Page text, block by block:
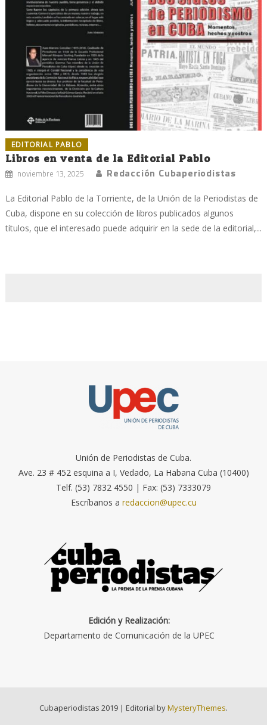
EDITORIAL PABLO
Libros en venta de la Editorial Pablo
noviembre 13, 2025 Redacción Cubaperiodistas
La Editorial Pablo de la Torriente, de la Unión de la Periodistas de
Cuba, dispone en su colección de libros publicados algunos
títulos, que el interesado puede adquirir en la sede de la editorial,...
Unión de Periodistas de Cuba.
Ave. 23 # 452 esquina a I, Vedado, La Habana Cuba (10400)
Telf. (53) 7832 4550 | Fax: (53) 7333079
Escríbanos a redaccion@upec.cu
Edición y Realización:
Departamento de Comunicación de la UPEC
Cubaperiodistas 2019 | Editorial byMysteryThemes.